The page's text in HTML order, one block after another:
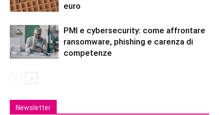
euro
PMI e cybersecurity: come affrontare
ransomware, phishing e carenza di
competenze
Newsletter